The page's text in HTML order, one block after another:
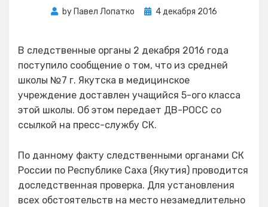
by Павел Лопатко
Posted
4 декабря 2016
В следственные органы 2 декабря 2016 года
поступило сообщение о том, что из средней
школы №7 г. Якутска в медицинское
учреждение доставлен учащийся 5-ого класса
этой школы. Об этом передает ДВ-РОСС со
ссылкой на пресс-службу СК.
По данному факту следственными органами СК
России по Республике Саха (Якутия) проводится
доследственная проверка. Для установления
всех обстоятельств на место незамедлительно